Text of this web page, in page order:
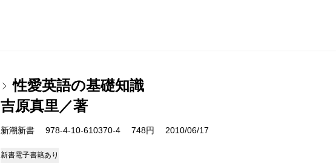
性愛英語の基礎知識
吉原真里／著
新潮新書 978-4-10-610370-4 748円 2010/06/17
新書電子書籍あり